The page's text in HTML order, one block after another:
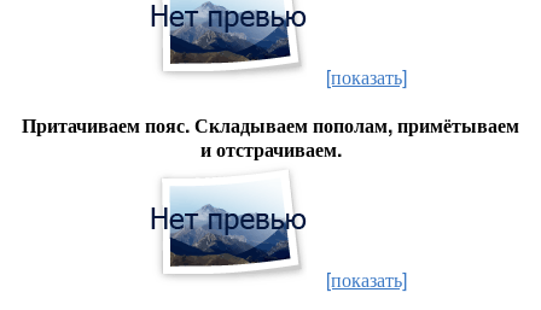
[показать]
Притачиваем пояс. Складываем пополам, примётываем
и отстрачиваем.
[показать]